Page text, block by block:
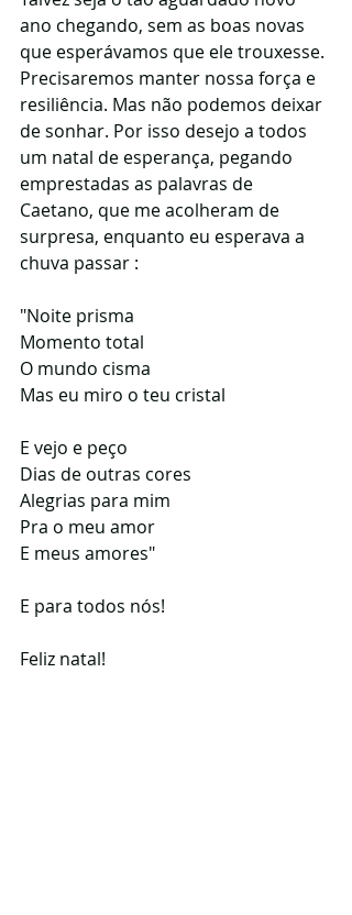
ano chegando, sem as boas novas
que esperávamos que ele trouxesse.
Precisaremos manter nossa força e
resiliência. Mas não podemos deixar
de sonhar. Por isso desejo a todos
um natal de esperança, pegando
emprestadas as palavras de
Caetano, que me acolheram de
surpresa, enquanto eu esperava a
chuva passar :
"Noite prisma
Momento total
O mundo cisma
Mas eu miro o teu cristal
E vejo e peço
Dias de outras cores
Alegrias para mim
Pra o meu amor
E meus amores"
E para todos nós!
Feliz natal!